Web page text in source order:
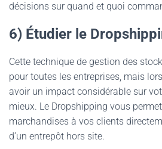
décisions sur quand et quoi
6) Étudier le
Cette technique de gestion des
pour toutes les entreprises, mais
avoir un impact considérable sur
mieux. Le Dropshipping vous
marchandises à vos clients
d’un entrepôt hors site.